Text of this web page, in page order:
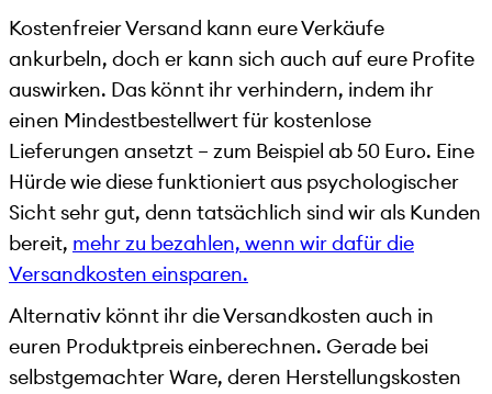
Kostenfreier Versand kann eure Verkäufe
ankurbeln, doch er kann sich auch auf eure Profite
auswirken. Das könnt ihr verhindern, indem ihr
einen Mindestbestellwert für kostenlose
Lieferungen ansetzt – zum Beispiel ab 50 Euro. Eine
Hürde wie diese funktioniert aus psychologischer
Sicht sehr gut, denn tatsächlich sind wir als Kunden
bereit, mehr zu bezahlen, wenn wir dafür die
Versandkosten einsparen.
Alternativ könnt ihr die Versandkosten auch in
euren Produktpreis einberechnen. Gerade bei
selbstgemachter Ware, deren Herstellungskosten